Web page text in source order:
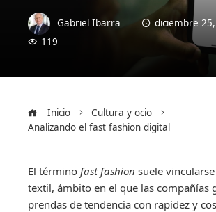
Gabriel Ibarra
diciembre
119
Inicio
Cultura y ocio
Analizando el fast fashion digital
El término fast fashion suele
textil, ámbito en el que las compañías
prendas de tendencia con rapidez y